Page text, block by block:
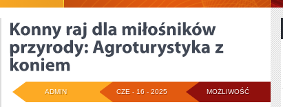
MOŻLIWOŚĆ
CZE - 16 - 2025
ADMIN